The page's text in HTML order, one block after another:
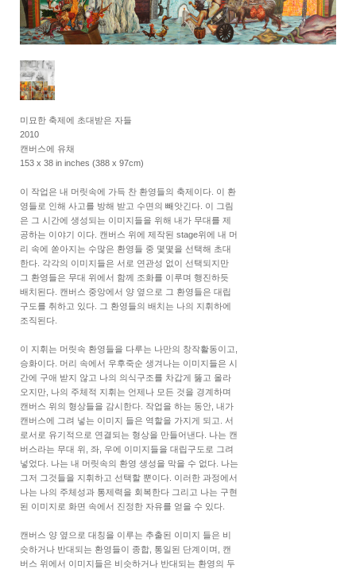
미묘한 축제에 초대받은 자들
2010
캔버스에 유채
153 x 38 in inches (388 x 97cm)
이 작업은 내 머릿속에 가득 찬 환영들의 축제이다. 이 환
영들로 인해 사고를 방해 받고 수면의 빼앗긴다. 이 그림
은 그 시간에 생성되는 이미지들을 위해 내가 무대를 제
공하는 이야기 이다. 캔버스 위에 제작된 stage위에 내 머
리 속에 쏟아지는 수많은 환영들 중 몇몇을 선택해 초대
한다. 각각의 이미지들은 서로 연관성 없이 선택되지만
그 환영들은 무대 위에서 함께 조화를 이루며 행진하듯
배치된다. 캔버스 중앙에서 양 옆으로 그 환영들은 대립
구도를 취하고 있다. 그 환영들의 배치는 나의 지휘하에
조직된다.
이 지휘는 머릿속 환영들을 다루는 나만의 창작활동이고,
승화이다. 머리 속에서 우후죽순 생겨나는 이미지들은 시
간에 구애 받지 않고 나의 의식구조를 차갑게 뚫고 올라
오지만, 나의 주체적 지휘는 언제나 모든 것을 경계하며
캔버스 위의 형상들을 감시한다. 작업을 하는 동안, 내가
캔버스에 그려 넣는 이미지 들은 역할을 가지게 되고. 서
로서로 유기적으로 연결되는 형상을 만들어낸다. 나는 캔
버스라는 무대 위, 좌, 우에 이미지들을 대립구도로 그려
넣었다. 나는 내 머릿속의 환영 생성을 막을 수 없다. 나는
그저 그것들을 지휘하고 선택할 뿐이다. 이러한 과정에서
나는 나의 주체성과 통제력을 회복한다 그리고 나는 구현
된 이미지로 화면 속에서 진정한 자유를 얻을 수 있다.
캔버스 양 옆으로 대칭을 이루는 추출된 이미지 들은 비
슷하거나 반대되는 환영들이 종합, 통일된 단계이며, 캔
버스 위에서 이미지들은 비슷하거나 반대되는 환영의 두